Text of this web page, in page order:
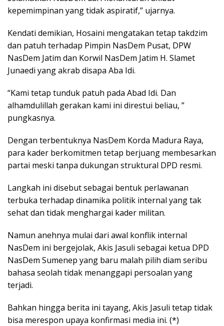
kepemimpinan yang tidak aspiratif,” ujarnya.
Kendati demikian, Hosaini mengatakan tetap takdzim
dan patuh terhadap Pimpin NasDem Pusat, DPW
NasDem Jatim dan Korwil NasDem Jatim H. Slamet
Junaedi yang akrab disapa Aba Idi.
“Kami tetap tunduk patuh pada Abad Idi. Dan
alhamdulillah gerakan kami ini direstui beliau, ”
pungkasnya.
Dengan terbentuknya NasDem Korda Madura Raya,
para kader berkomitmen tetap berjuang membesarkan
partai meski tanpa dukungan struktural DPD resmi.
Langkah ini disebut sebagai bentuk perlawanan
terbuka terhadap dinamika politik internal yang tak
sehat dan tidak menghargai kader militan.
Namun anehnya mulai dari awal konflik internal
NasDem ini bergejolak, Akis Jasuli sebagai ketua DPD
NasDem Sumenep yang baru malah pilih diam seribu
bahasa seolah tidak menanggapi persoalan yang
terjadi.
Bahkan hingga berita ini tayang, Akis Jasuli tetap tidak
bisa merespon upaya konfirmasi media ini. (*)